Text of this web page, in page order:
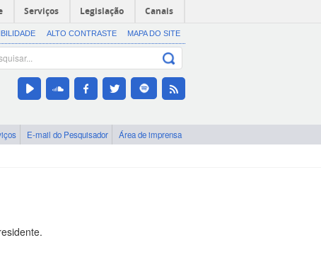
Serviços Legislação Canais
ALTO CONTRASTE MAPA DO SITE
E-mail do Pesquisador Área de imprensa